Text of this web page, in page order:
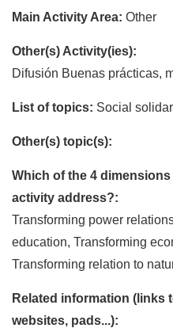
Main Activity Area: Other
Other(s) Activity(ies):
Difusión Buenas prácticas,
List of topics: Social
Other(s) topic(s):
Which of the 4
activity address?:
Transforming power
education, Transforming
Transforming relation to
Related information (links
websites, pads...):